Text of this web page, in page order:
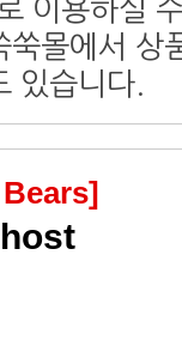
이용하실
몰에서 상
있습니다.